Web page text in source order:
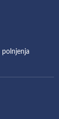
polnjenja